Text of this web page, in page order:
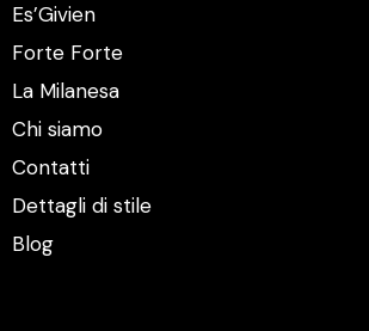
Es’Givien
Forte Forte
La Milanesa
Chi siamo
Contatti
Dettagli di stile
Blog